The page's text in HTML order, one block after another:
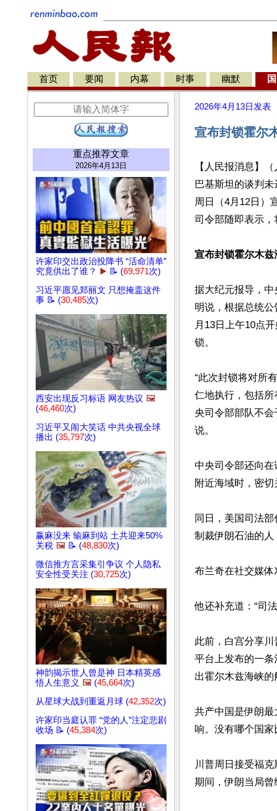
首页 要闻 内幕 时事 幽默
重点推荐文章
2026年4月13日
许家印交出政治投降书 “活命清单”
究竟供出了谁？
▶️ 📝 (69,971次)
习近平愿见郑丽文 只想掩盖这件
事 📝 (30,485次)
西安出现反习标语 网友热议 🖼️
(46,460次)
习近平又闹大笑话 中共央视全球
播出 (35,797次)
赢麻没来 输麻到站 土共迎来50%
关税 🖼️ 📝 (48,830次)
微信推方言采集引争议 个人隐私
安全性受关注 (30,725次)
神韵揭示世人曾是神 日本精英感
悟人生意义 🖼️ (45,664次)
从星球大战到重返月球 (42,352次)
许家印当庭认罪 “党的人”注定悲剧
收场 📝 (45,384次)
2026年4月13日 发表
宣布封锁霍尔
【人民报消息】
巴基斯坦的谈判未
周日（4月12日）
司令部随即表示，
宣布封锁霍尔木兹
据大纪元报导，
明说，根据总统
月13日上午10点
锁。
“此次封锁将对所
仁地执行，包括
央司令部部队不
说。
中央司令部还向
附近海域时，密
同日，美国司法
制裁伊朗石油的人
布兰奇在社交媒体
他还补充道：“司
此前，白宫分享
平台上发布的一
出霍尔木兹海峡的
共产中国是伊朗
响。没有哪个国家
川普周日接受福
期间，伊朗当局曾